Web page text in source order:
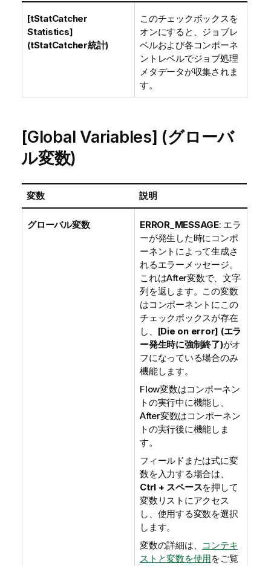
[tStatCatcher
Statistics]
(tStatCatcher統計)
このチェックボックスを
オンにすると、ジョブレ
ベルおよび各コンポーネ
ントレベルでジョブ処理
メタデータが収集されま
す。
[Global Variables] (グローバ
ル変数)
変数 説明
グローバル変数 ERROR_MESSAGE: エラ
ーが発生した時にコンポ
ーネントによって生成さ
れるエラーメッセージ。
これはAfter変数で、文字
列を返します。この変数
はコンポーネントにこの
チェックボックスが存在
し、 [Die on error] (エラ
ー発生時に強制終了)がオ
フになっている場合のみ
機能します。
Flow変数はコンポーネン
トの実行中に機能し、
After変数はコンポーネン
トの実行後に機能しま
す。
フィールドまたは式に変
数を入力する場合は、
Ctrl + スペースを押して
変数リストにアクセス
し、使用する変数を選択
します。
変数の詳細は、 コンテキ
ストと変数を使用をご覧